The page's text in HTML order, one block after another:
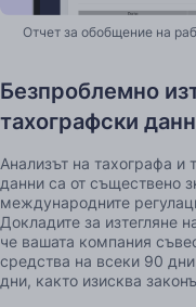
Отчет за обобщение на
Безпроблемно
тахографски
Анализът на тахографа и
данни са от съществено
международните
Докладите за изтегляне
че вашата компания
средства на всеки 90
дни, както изисква